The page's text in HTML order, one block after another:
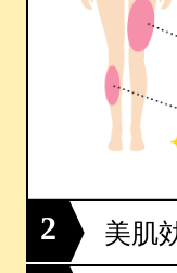
2 美肌